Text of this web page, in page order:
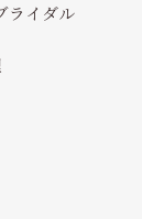
ライダル